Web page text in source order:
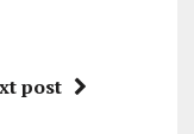
post